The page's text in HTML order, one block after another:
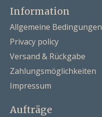
Information
Allgemeine Bedingungen
Privacy policy
Versand & Rückgabe
Zahlungsmöglichkeiten
Impressum
Aufträge